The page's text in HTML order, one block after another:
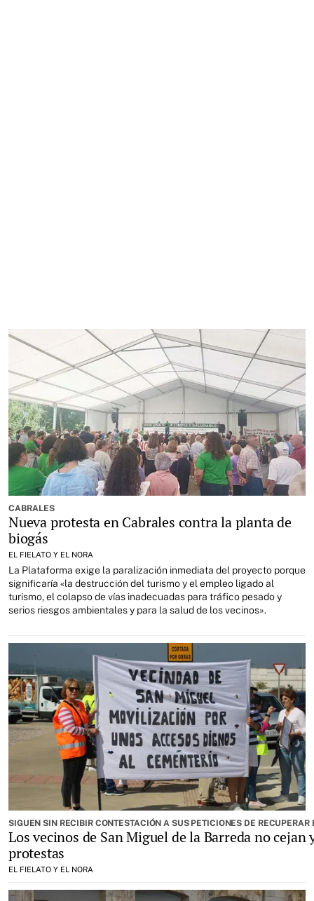
CABRALES
Nueva protesta en Cabrales contra la planta de
biogás
EL FIELATO Y EL NORA
La Plataforma exige la paralización inmediata del proyecto porque
significaría «la destrucción del turismo y el empleo ligado al
turismo, el colapso de vías inadecuadas para tráfico pesado y
serios riesgos ambientales y para la salud de los vecinos».
SIGUEN SIN RECIBIR CONTESTACIÓN A SUS PETICIONES DE
Los vecinos de San Miguel de la Barreda no
protestas
EL FIELATO Y EL NORA